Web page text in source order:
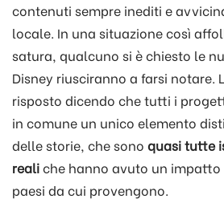
contenuti sempre inediti e
locale. In una situazione così
satura, qualcuno si è chiesto le
Disney riusciranno a farsi notare.
risposto dicendo che tutti i
in comune un unico elemento
delle storie, che sono quasi tutte
realiche hanno avuto un
paesi da cui provengono.